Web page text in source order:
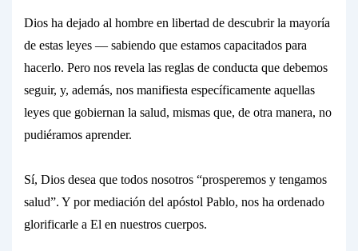
Dios ha dejado al hombre en libertad de descubrir la mayoría
de estas leyes — sabiendo que estamos capacitados para
hacerlo. Pero nos revela las reglas de conducta que debemos
seguir, y, además, nos manifiesta específicamente aquellas
leyes que gobiernan la salud, mismas que, de otra manera, no
pudiéramos aprender.
Sí, Dios desea que todos nosotros “prosperemos y tengamos
salud”. Y por mediación del apóstol Pablo, nos ha ordenado
glorificarle a El en nuestros cuerpos.